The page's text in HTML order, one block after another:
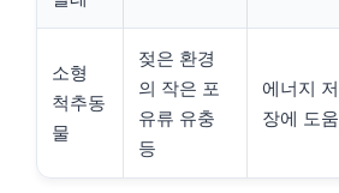
소형
척추동
물
젖은 환경
의 작은 포
유류 유충
등
에너지 저
장에 도움